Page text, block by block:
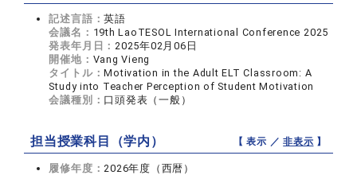
記述言語：英語
会議名： 19th LaoTESOL International Conference 2025
発表年月日：2025年02月06日
開催地： Vang Vieng
タイトル：Motivation in the Adult ELT Classroom: A
Study into Teacher Perception of Student Motivation
会議種別： 口頭発表（一般）
担当授業科目（学内） 【 表示 ／非表示 】
履修年度：2026年度（西暦）